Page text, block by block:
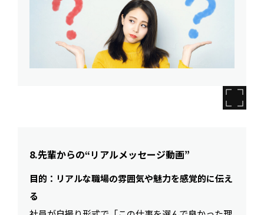
8.先輩からの“リアルメッセージ動画”
目的：リアルな職場の雰囲気や魅力を感覚的に伝え
る